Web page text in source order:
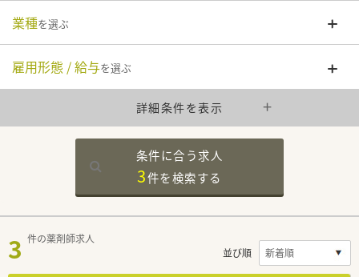
業種を選ぶ
雇用形態 / 給与を選ぶ
詳細条件を表示
条件に合う求人
3件を検索する
3 件の薬剤師求人
並び順